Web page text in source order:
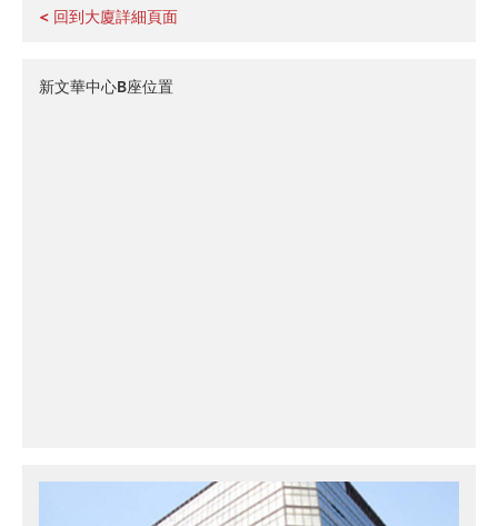
< 回到大廈詳細頁面
新文華中心B座位置